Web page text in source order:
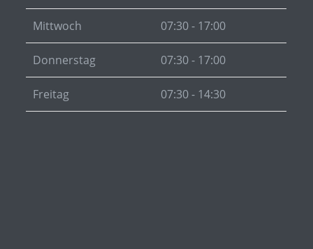
Mittwoch 07:30 - 17:00
Donnerstag 07:30 - 17:00
Freitag 07:30 - 14:30